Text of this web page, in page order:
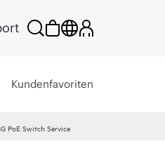
Kundenfavoriten
PoE Switch Service